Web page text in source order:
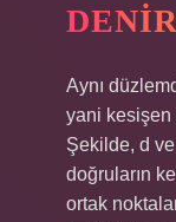
Aynı
yani kesişen
Şekilde, d ve
doğruların
ortak